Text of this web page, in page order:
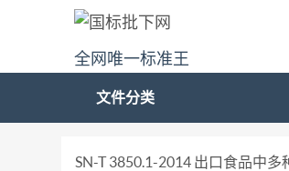
全网唯一标准王
文件分类
SN-T 3850.1-2014 出口食品中